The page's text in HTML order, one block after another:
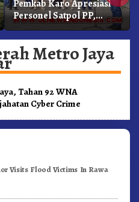
Pemkab Karo Apresiasi
Personel Satpol PP,
Linmas, Dan Pemadam
Kebakaran
Metro Jaya
Tahan 92 WNA
Cyber Crime
Visits Flood Victims In Rawa